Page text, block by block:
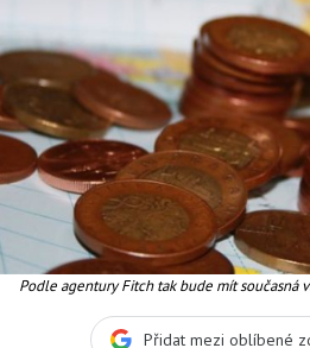
Podle agentury Fitch tak bude mít současná
škrtů a s fiskální konsolidací i s prosazováním
Přidat mezi oblíbené